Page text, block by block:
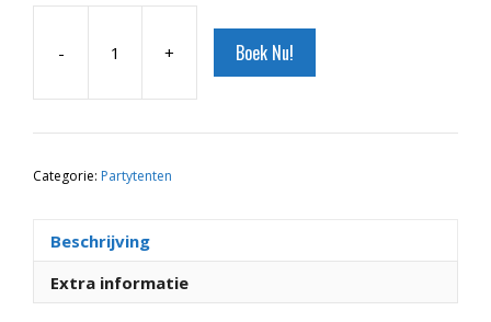
-
6m
+ Boek Nu!
Categorie: Partytenten
Beschrijving
Extra informatie